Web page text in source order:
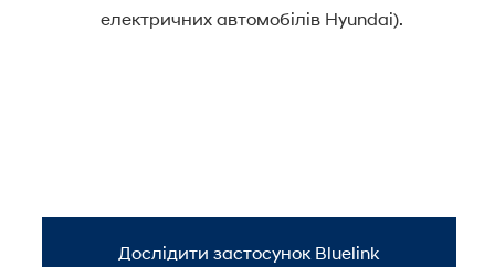
електричних автомобілів Hyundai).
Дослідити застосунок Bluelink